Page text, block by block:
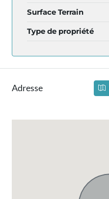
Surface Terrain
Type de propriété
Adresse